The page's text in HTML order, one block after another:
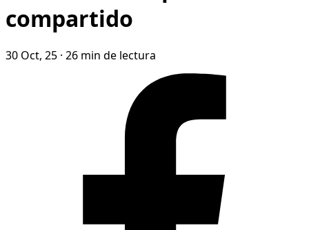
compartido
30 Oct, 25 · 26 min de lectura